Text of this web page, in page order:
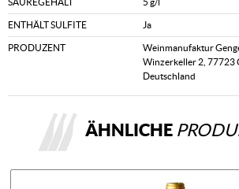
ENTHÄLT SULFITE Ja
PRODUZENT
Weinmanufaktur
Winzerkeller 2, 77723
Deutschland
ÄHNLICHE